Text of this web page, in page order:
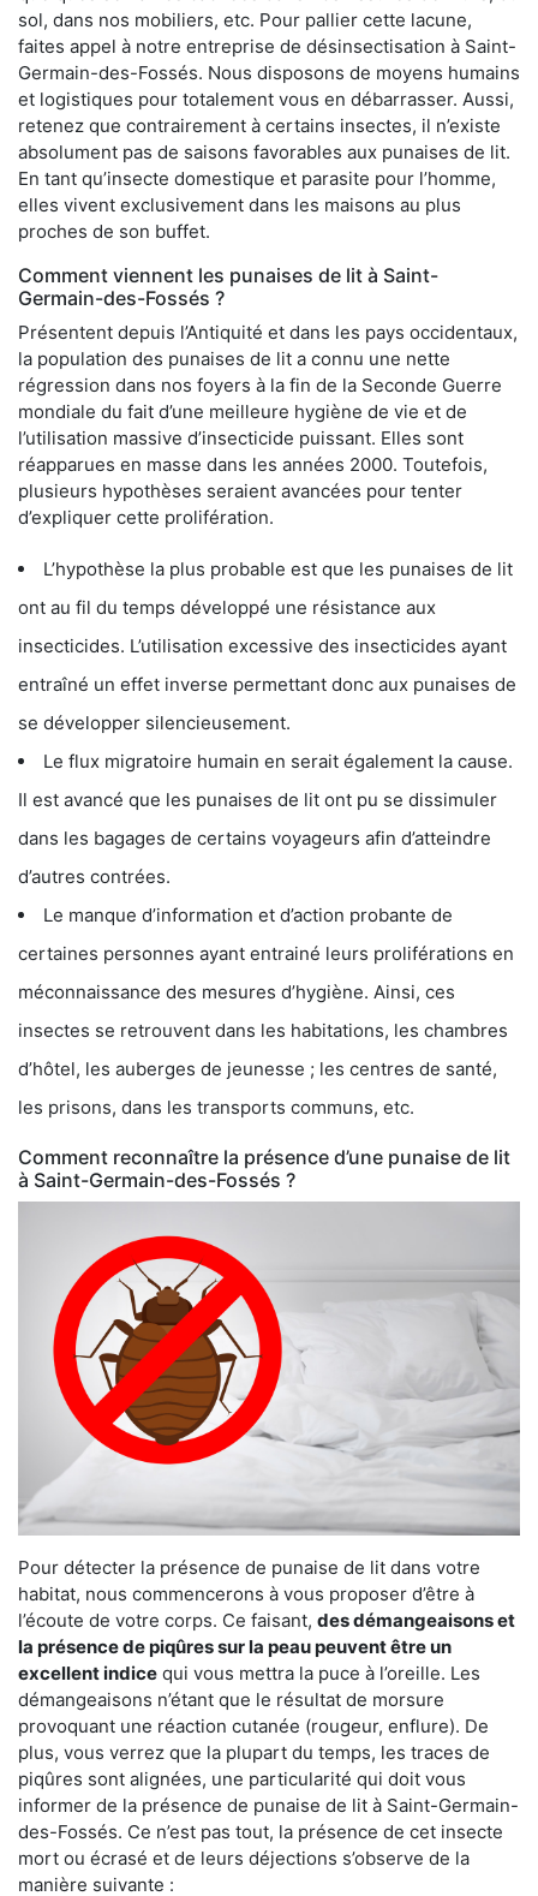
sol, dans nos mobiliers, etc. Pour pallier cette lacune,
faites appel à notre entreprise de désinsectisation à Saint-
Germain-des-Fossés. Nous disposons de moyens humains
et logistiques pour totalement vous en débarrasser. Aussi,
retenez que contrairement à certains insectes, il n’existe
absolument pas de saisons favorables aux punaises de lit.
En tant qu’insecte domestique et parasite pour l’homme,
elles vivent exclusivement dans les maisons au plus
proches de son buffet.
Comment viennent les punaises de lit à Saint-
Germain-des-Fossés ?
Présentent depuis l’Antiquité et dans les pays occidentaux,
la population des punaises de lit a connu une nette
régression dans nos foyers à la fin de la Seconde Guerre
mondiale du fait d’une meilleure hygiène de vie et de
l’utilisation massive d’insecticide puissant. Elles sont
réapparues en masse dans les années 2000. Toutefois,
plusieurs hypothèses seraient avancées pour tenter
d’expliquer cette prolifération.
L’hypothèse la plus probable est que les punaises de lit
ont au fil du temps développé une résistance aux
insecticides. L’utilisation excessive des insecticides ayant
entraîné un effet inverse permettant donc aux punaises de
se développer silencieusement.
Le flux migratoire humain en serait également la cause.
Il est avancé que les punaises de lit ont pu se dissimuler
dans les bagages de certains voyageurs afin d’atteindre
d’autres contrées.
Le manque d’information et d’action probante de
certaines personnes ayant entrainé leurs proliférations en
méconnaissance des mesures d’hygiène. Ainsi, ces
insectes se retrouvent dans les habitations, les chambres
d’hôtel, les auberges de jeunesse ; les centres de santé,
les prisons, dans les transports communs, etc.
Comment reconnaître la présence d’une punaise de lit
à Saint-Germain-des-Fossés ?
Pour détecter la présence de punaise de lit dans votre
habitat, nous commencerons à vous proposer d’être à
l’écoute de votre corps. Ce faisant, des démangeaisons et
la présence de piqûres sur la peau peuvent être un
excellent indice qui vous mettra la puce à l’oreille. Les
démangeaisons n’étant que le résultat de morsure
provoquant une réaction cutanée (rougeur, enflure). De
plus, vous verrez que la plupart du temps, les traces de
piqûres sont alignées, une particularité qui doit vous
informer de la présence de punaise de lit à Saint-Germain-
des-Fossés. Ce n’est pas tout, la présence de cet insecte
mort ou écrasé et de leurs déjections s’observe de la
manière suivante :